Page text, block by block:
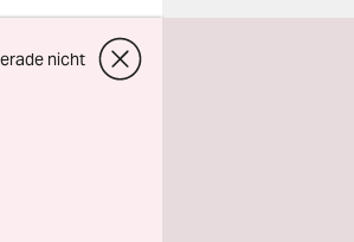
nicht